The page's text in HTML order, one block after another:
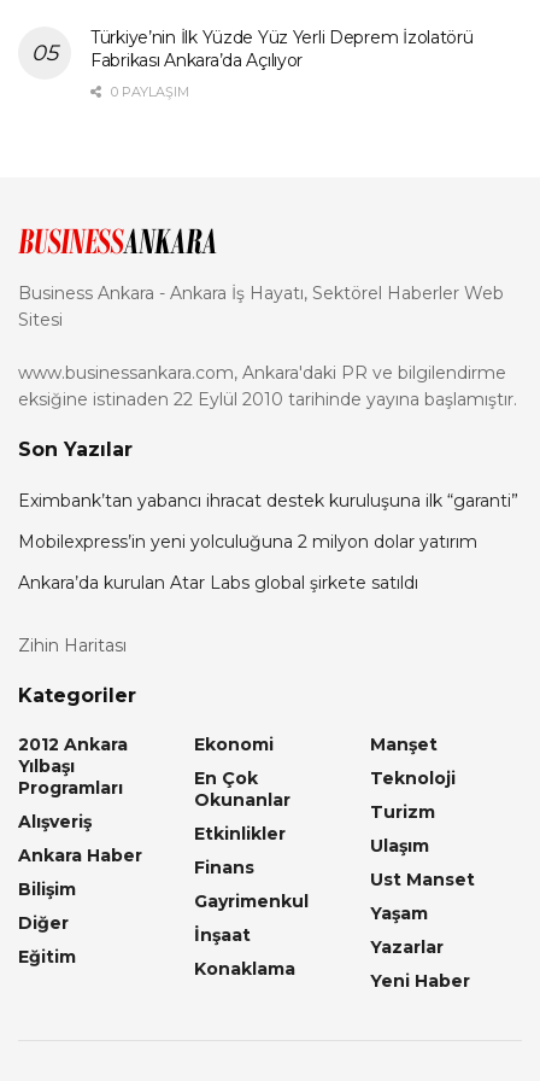
Türkiye’nin İlk Yüzde Yüz Yerli Deprem İzolatörü
Fabrikası Ankara’da Açılıyor
0 PAYLAŞIM
Business Ankara - Ankara İş Hayatı, Sektörel Haberler Web
Sitesi
www.businessankara.com, Ankara'daki PR ve bilgilendirme
eksiğine istinaden 22 Eylül 2010 tarihinde yayına başlamıştır.
Son Yazılar
Eximbank’tan yabancı ihracat destek kuruluşuna ilk “garanti”
Mobilexpress’in yeni yolculuğuna 2 milyon dolar yatırım
Ankara’da kurulan Atar Labs global şirkete satıldı
Zihin Haritası
Kategoriler
2012 Ankara
Yılbaşı
Programları
Alışveriş
Ankara Haber
Bilişim
Diğer
Eğitim
Ekonomi
En Çok
Okunanlar
Etkinlikler
Finans
Gayrimenkul
İnşaat
Konaklama
Manşet
Teknoloji
Turizm
Ulaşım
Ust Manset
Yaşam
Yazarlar
Yeni Haber